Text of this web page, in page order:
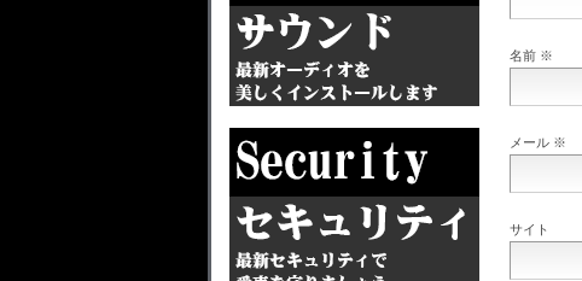
名前 ※
メール ※
サイト